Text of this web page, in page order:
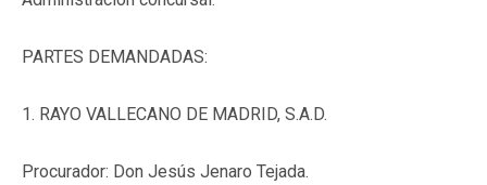
PARTES DEMANDADAS:
1. RAYO VALLECANO DE MADRID, S.A.D.
Procurador: Don Jesús Jenaro Tejada.